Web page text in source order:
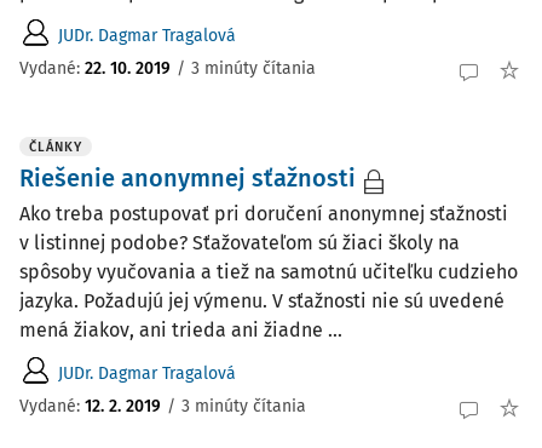
JUDr. Dagmar Tragalová
Vydané: 22. 10. 2019 / 3 minúty čítania
ČLÁNKY
Riešenie anonymnej sťažnosti
Ako treba postupovať pri doručení anonymnej sťažnosti
v listinnej podobe? Sťažovateľom sú žiaci školy na
spôsoby vyučovania a tiež na samotnú učiteľku cudzieho
jazyka. Požadujú jej výmenu. V sťažnosti nie sú uvedené
mená žiakov, ani trieda ani žiadne ...
JUDr. Dagmar Tragalová
Vydané: 12. 2. 2019 / 3 minúty čítania